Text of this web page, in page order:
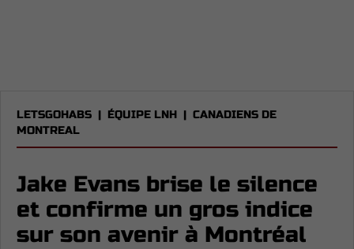
LETSGOHABS | ÉQUIPE LNH | CANADIENS DE
MONTREAL
Jake Evans brise le silence
et confirme un gros indice
sur son avenir à Montréal